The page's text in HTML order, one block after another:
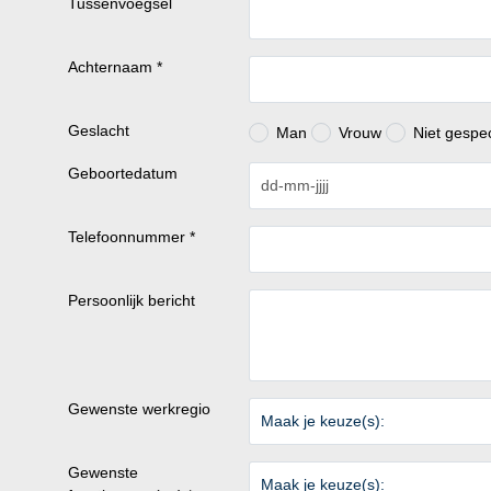
Achternaam *
Geslacht Man Vrouw Niet
Geboortedatum
Telefoonnummer *
Persoonlijk bericht
Gewenste werkregio
Maak je keuze(s):
Gewenste
Maak je keuze(s):